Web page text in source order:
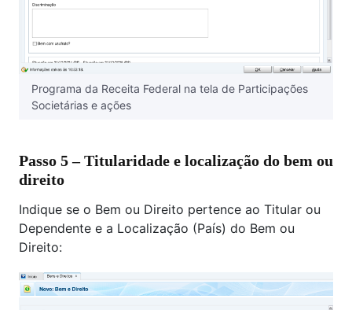
Programa da Receita Federal na tela de Participações
Societárias e ações
Passo 5 – Titularidade e localização do bem ou
direito
Indique se o Bem ou Direito pertence ao Titular ou
Dependente e a Localização (País) do Bem ou
Direito: